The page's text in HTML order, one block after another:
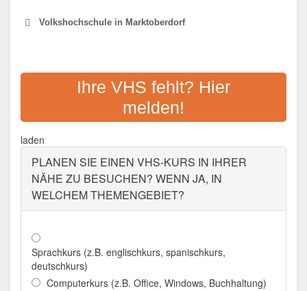
Volkshochschule in Marktoberdorf
VHS MARKTOBERDORF
Adresse: Salzstraße 10, 87616 Marktoberdorf
Ihre VHS fehlt? Hier
melden!
laden
PLANEN SIE EINEN VHS-KURS IN IHRER
NÄHE ZU BESUCHEN? WENN JA, IN
WELCHEM THEMENGEBIET?
Sprachkurs (z.B. englischkurs, spanischkurs,
deutschkurs)
Computerkurs (z.B. Office, Windows, Buchhaltung)